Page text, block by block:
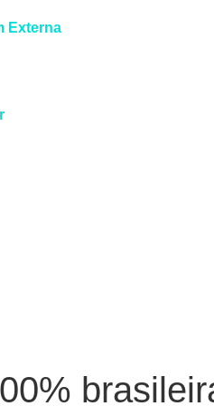
Externa